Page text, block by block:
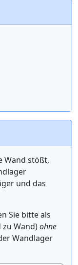
Wand stößt,
und das
Sie bitte als
zu Wand)ohne
Wandlager